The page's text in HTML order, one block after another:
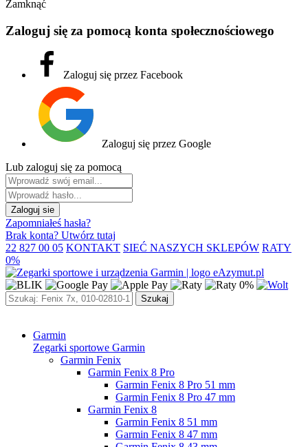
Zamknąć
Zaloguj się za pomocą konta społecznościowego
Zaloguj się przez Facebook
Zaloguj się przez Google
Lub zaloguj się za pomocą
Zaloguj sie
Zapomniałeś hasła?
Brak konta? Utwórz tutaj
22 827 00 05 KONTAKT SIEĆ NASZYCH SKLEPÓW RATY
0%
Szukaj
Garmin
Zegarki sportowe Garmin
Garmin Fenix
Garmin Fenix 8 Pro
Garmin Fenix 8 Pro 51 mm
Garmin Fenix 8 Pro 47 mm
Garmin Fenix 8
Garmin Fenix 8 51 mm
Garmin Fenix 8 47 mm